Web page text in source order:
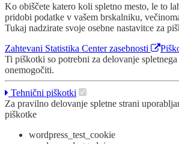
Ko obiščete katero koli spletno mesto, le to
pridobi podatke v vašem brskalniku,
Tukaj nadzirate svoje osebne nastavitce za
Zahtevani Statistika Center zasebnosti
Ti piškotki so potrebni za delovanje
onemogočiti.
Tehnični piškotki
Za pravilno delovanje spletne strani
piškotke
wordpress_test_cookie